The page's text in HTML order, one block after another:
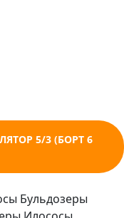
5/3 (БОРТ 6
Бульдозеры